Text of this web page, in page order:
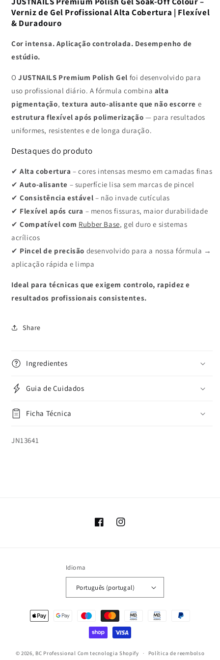
BLANKETS
-
Soak-
off
BLANKETS
Soak-
Verniz de Gel Profissional Alta Cobertura | Flexível
& Duradouro
Cor intensa. Aplicação controlada. Desempenho de
estúdio.
OJUSTNAILS Premium Polish Gel foi desenvolvido para
uso profissional diário. A fórmula combina alta
pigmentação, textura auto-alisante que não escorre e
estrutura flexível após polimerização — para resultados
uniformes, resistentes e de longa duração.
Destaques do produto
✔Alta cobertura – cores intensas mesmo em camadas finas
✔Auto-alisante – superfície lisa sem marcas de pincel
✔Consistência estável – não invade cutículas
✔ Flexível após cura – menos fissuras, maior durabilidade
✔Compatível com Rubber Base, gel duro e sistemas
acrílicos
✔ Pincel de precisão desenvolvido para a nossa fórmula →
aplicação rápida e limpa
Ideal para técnicas que exigem controlo, rapidez e
resultados profissionais consistentes.
Share
Ingredientes
Guia de Cuidados
Ficha Técnica
SKU:
JN13641
FacebookInstagram
Idioma
Português (portugal)
Métodos
© 2026, BC Professional Com tecnologia Shopify Política de reembolso